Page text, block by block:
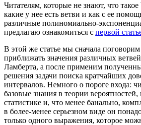
Читателям, которые не знают, что
какие у нее есть ветви и как с ее
различные полиномиально-
предлагаю ознакомиться с первой
В этой же статье мы сначала
приближать значения различных
Ламберта, а после применим
решения задачи поиска кратчайших
интервалов. Немного о пороге входа:
базовые знания в теории вероятностей,
статистике и, что менее банально,
в более-менее серьезном виде он
только одного выражения, которое